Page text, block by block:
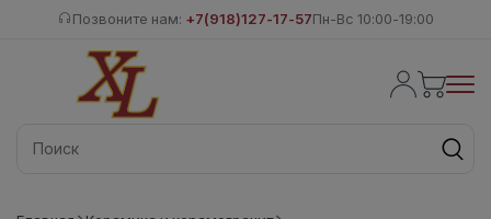
Позвоните нам: +7(918)127-17-57Пн-Вс 10:00-19:00